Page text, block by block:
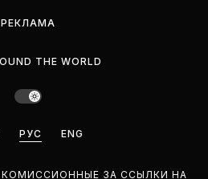
РЕКЛАМА
THE WORLD
РУС ENG
ЗА ССЫЛКИ НА